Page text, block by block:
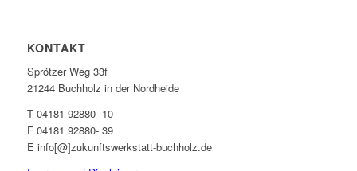
KONTAKT
Sprötzer Weg 33f
21244 Buchholz in der Nordheide
T 04181 92880- 10
F 04181 92880- 39
E info[@]zukunftswerkstatt-buchholz.de